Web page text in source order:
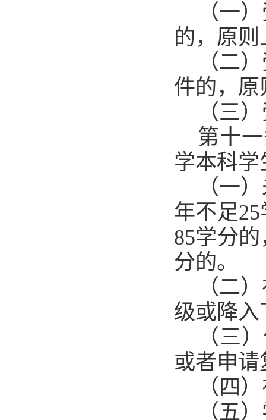
（一
的，原
（二
件的，
（三
第十
学本科
（一
年不足
85学分
分的。
（二
级或降
（三
或者申
（四
（五